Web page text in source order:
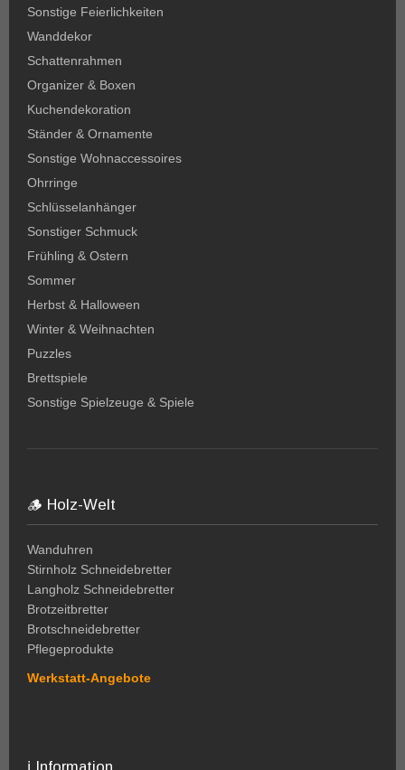
Sonstige Feierlichkeiten
Wanddekor
Schattenrahmen
Organizer & Boxen
Kuchendekoration
Ständer & Ornamente
Sonstige Wohnaccessoires
Ohrringe
Schlüsselanhänger
Sonstiger Schmuck
Frühling & Ostern
Sommer
Herbst & Halloween
Winter & Weihnachten
Puzzles
Brettspiele
Sonstige Spielzeuge & Spiele
🪵 Holz-Welt
Wanduhren
Stirnholz Schneidebretter
Langholz Schneidebretter
Brotzeitbretter
Brotschneidebretter
Pflegeprodukte
Werkstatt-Angebote